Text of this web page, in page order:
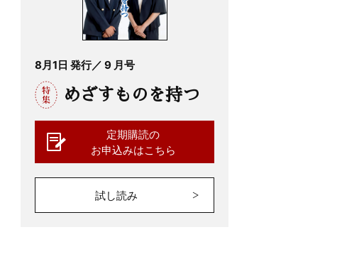
8月1日 発行／ 9 月号
めざすものを持つ
定期購読の
お申込みはこちら
試し読み